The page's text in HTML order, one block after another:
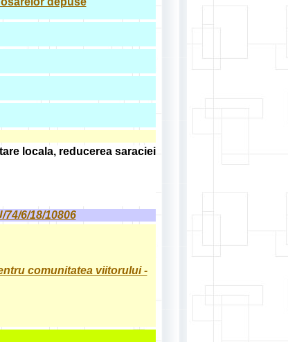
locala, reducerea saraciei
6/18/10806
comunitatea viitorului -